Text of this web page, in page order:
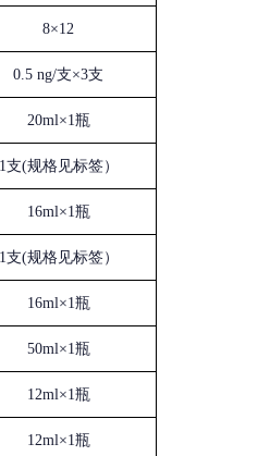
8×12
0.5 ng/支×3支
20ml×1瓶
1支(规格见标签）
16ml×1瓶
1支(规格见标签）
16ml×1瓶
50ml×1瓶
12ml×1瓶
12ml×1瓶